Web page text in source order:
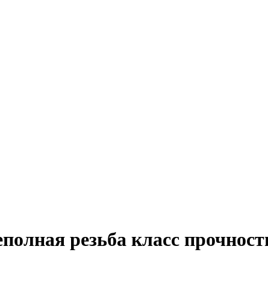
резьба класс